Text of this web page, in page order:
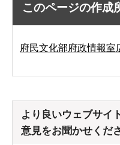
このページの作成
府民文化部府政情報
より良いウェブサイ
意見をお聞かせくだ